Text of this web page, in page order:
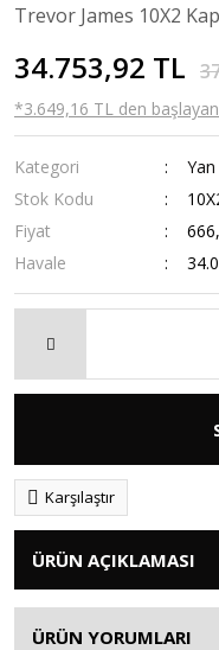
Trevor James 10X2
34.753,92 TL
*3.649,16 TL den
Kategori
Stok Kodu
Fiyat
Havale
Karşılaştır
ÜRÜN AÇIKLAMASI
ÜRÜN YORUMLARI